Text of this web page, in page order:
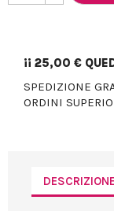
¡¡ 25,00 €
SPEDIZIONE
ORDINI
DESCRIZIONE